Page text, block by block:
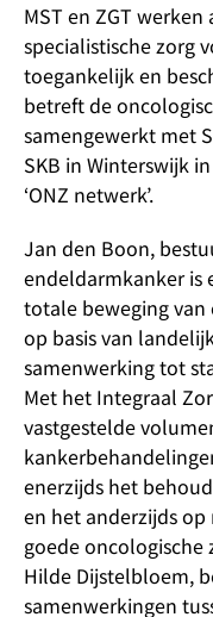
MST en ZGT
specialistische zorg
toegankelijk en
betreft de
samengewerkt met
SKB in Winterswijk
‘ONZ netwerk’.
Jan den Boon,
endeldarmkanker is
totale beweging
op basis van
samenwerking tot
Met het Integraal
vastgestelde
enerzijds het
en het anderzijds
goede oncologische
Hilde Dijstelbloem,
samenwerkingen